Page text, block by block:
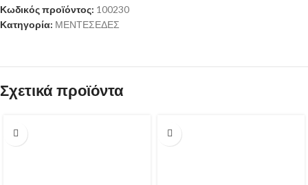
Κωδικός προϊόντος: 100230
Κατηγορία: ΜΕΝΤΕΣΕΔΕΣ
Σχετικά προϊόντα